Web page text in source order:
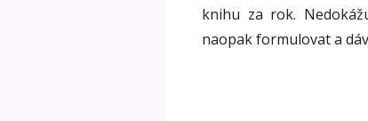
knihu za rok.
naopak formulovat a